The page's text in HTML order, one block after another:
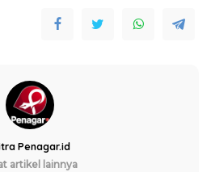
Penagar.id
artikel lainnya